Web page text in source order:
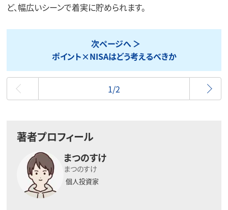
ど、幅広いシーンで着実に貯められます。
次ページへ
ポイント×NISAはどう考えるべきか
最初
1/2
著者プロフィール
まつのすけ
まつのすけ
個人投資家